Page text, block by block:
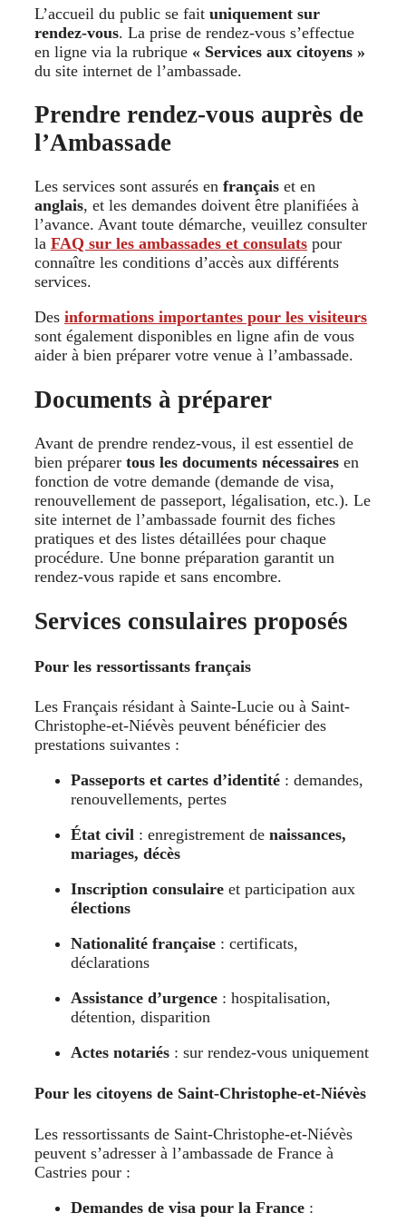
L’accueil du public se fait uniquement sur
rendez-vous. La prise de rendez-vous s’effectue
en ligne via la rubrique « Services aux citoyens »
du site internet de l’ambassade.
Prendre rendez-vous auprès de
l’Ambassade
Les services sont assurés en français et en
anglais, et les demandes doivent être planifiées à
l’avance. Avant toute démarche, veuillez consulter
la FAQ sur les ambassades et consulats pour
connaître les conditions d’accès aux différents
services.
Des informations importantes pour les visiteurs
sont également disponibles en ligne afin de vous
aider à bien préparer votre venue à l’ambassade.
Documents à préparer
Avant de prendre rendez-vous, il est essentiel de
bien préparer tous les documents nécessaires en
fonction de votre demande (demande de visa,
renouvellement de passeport, légalisation, etc.). Le
site internet de l’ambassade fournit des fiches
pratiques et des listes détaillées pour chaque
procédure. Une bonne préparation garantit un
rendez-vous rapide et sans encombre.
Services consulaires proposés
Pour les ressortissants français
Les Français résidant à Sainte-Lucie ou à Saint-
Christophe-et-Niévès peuvent bénéficier des
prestations suivantes :
Passeports et cartes d’identité : demandes,
renouvellements, pertes
État civil : enregistrement de naissances,
mariages, décès
Inscription consulaire et participation aux
élections
Nationalité française : certificats,
déclarations
Assistance d’urgence : hospitalisation,
détention, disparition
Actes notariés : sur rendez-vous uniquement
Pour les citoyens de Saint-Christophe-et-Niévès
Les ressortissants de Saint-Christophe-et-Niévès
peuvent s’adresser à l’ambassade de France à
Castries pour :
Demandes de visa pour la France :